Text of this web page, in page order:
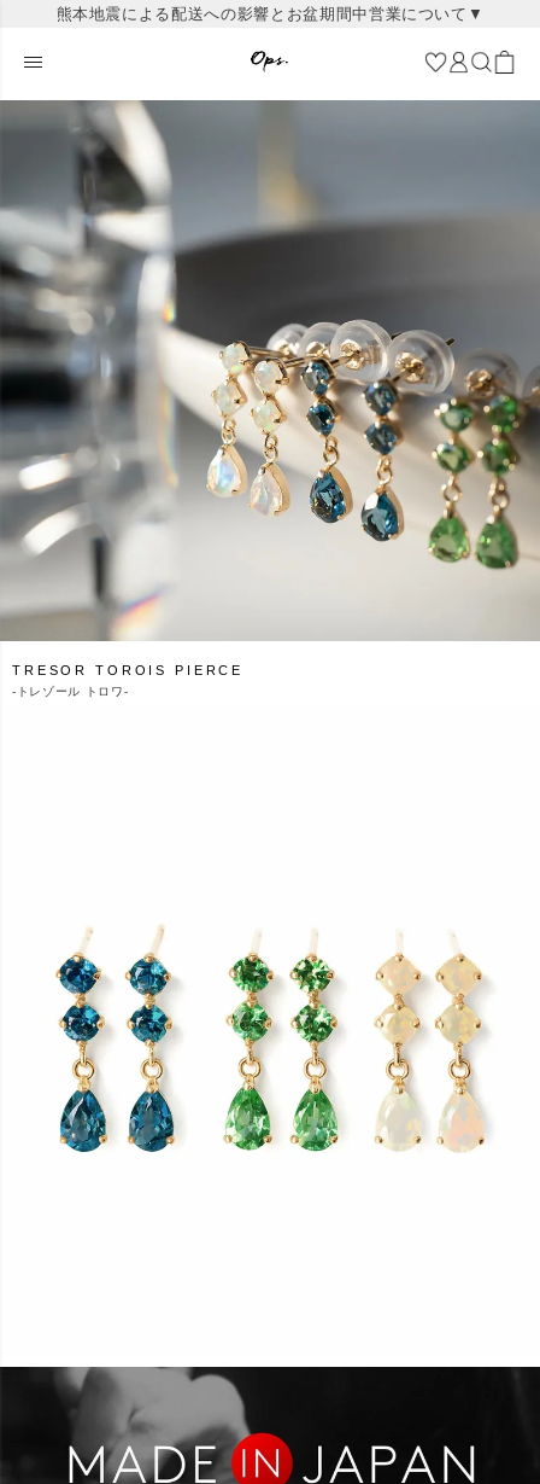
熊本地震による配送への影響とお盆期間中営業について▼
TRESOR TOROIS PIERCE
- トレゾール トロワ-